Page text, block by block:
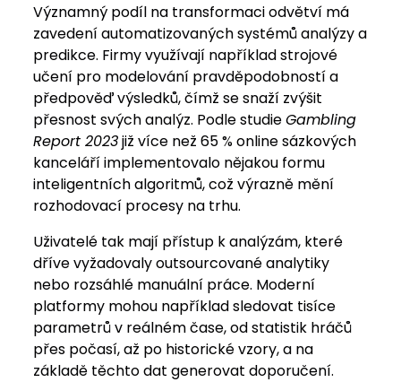
Významný podíl na transformaci odvětví má
zavedení automatizovaných systémů analýzy a
predikce. Firmy využívají například strojové
učení pro modelování pravděpodobností a
předpověď výsledků, čímž se snaží zvýšit
přesnost svých analýz. Podle studieGambling
Report 2023již více než 65 % online sázkových
kanceláří implementovalo nějakou formu
inteligentních algoritmů, což výrazně mění
rozhodovací procesy na trhu.
Uživatelé tak mají přístup k analýzám, které
dříve vyžadovaly outsourcované analytiky
nebo rozsáhlé manuální práce. Moderní
platformy mohou například sledovat tisíce
parametrů v reálném čase, od statistik hráčů
přes počasí, až po historické vzory, a na
základě těchto dat generovat doporučení.